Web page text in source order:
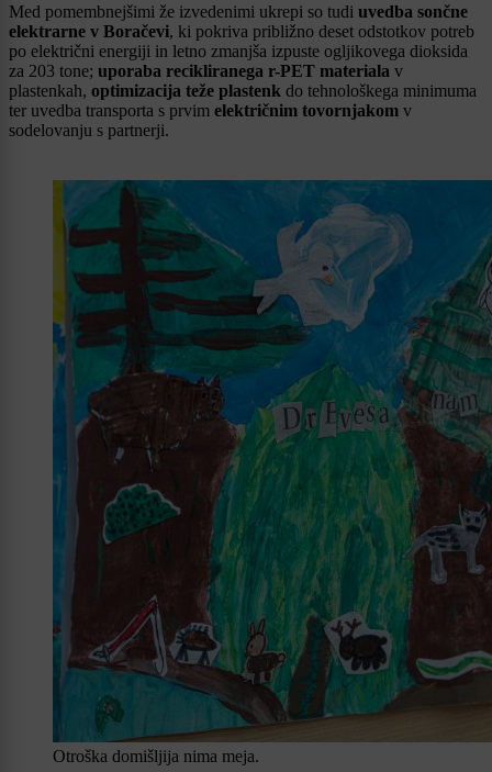
Med pomembnejšimi že izvedenimi ukrepi so tudi uvedba sončne
elektrarne v Boračevi, ki pokriva približno deset odstotkov potreb
po električni energiji in letno zmanjša izpuste ogljikovega dioksida
za 203 tone; uporaba recikliranega r-PET materiala v
plastenkah, optimizacija teže plastenk do tehnološkega minimuma
ter uvedba transporta s prvim električnim tovornjakom v
sodelovanju s partnerji.
Otroška domišljija nima meja.